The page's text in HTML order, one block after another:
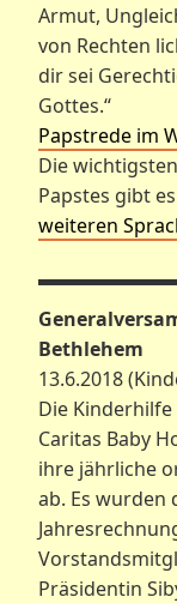
Armut,
von Rechten
dir sei
Gottes.“
Papstrede im
Die
Papstes gibt
weiteren
Bethlehem
13.6.2018
Die
Caritas Baby
ihre jährliche
ab. Es wurden
Präsidentin